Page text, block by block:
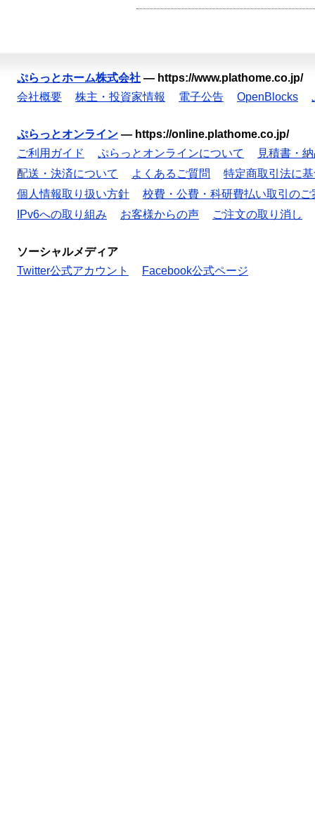
ぷらっとホーム株式会社 — https://www.plathome.co.jp/
会社概要
株主・投資家情報 電子公告 OpenBlocks
ぷらっとオンライン — https://online.plathome.co.jp/
ご利用ガイド
ぷらっとオンラインについて
見積書・
配送・決済について
よくあるご質問
特定商取引法に
個人情報取り扱い方針
校費・公費・科研費払い取引のご
IPv6への取り組み
お客様からの声 ご注文の取り消し
ソーシャルメディア
Twitter公式アカウント
Facebook公式ページ